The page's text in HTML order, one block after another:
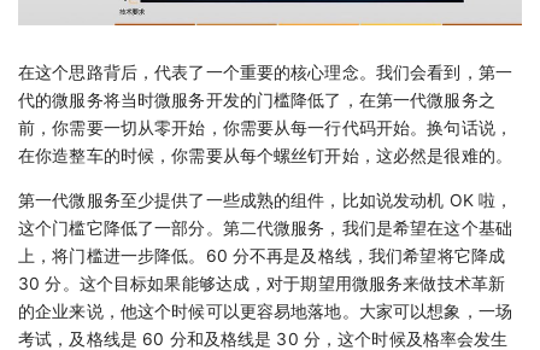
在这个思路背后，代表了一个重要的核心理念。我们会看到，第一
代的微服务将当时微服务开发的门槛降低了，在第一代微服务之
前，你需要一切从零开始，你需要从每一行代码开始。换句话说，
在你造整车的时候，你需要从每个螺丝钉开始，这必然是很难的。
第一代微服务至少提供了一些成熟的组件，比如说发动机 OK 啦，
这个门槛它降低了一部分。第二代微服务，我们是希望在这个基础
上，将门槛进一步降低。60 分不再是及格线，我们希望将它降成
30 分。这个目标如果能够达成，对于期望用微服务来做技术革新
的企业来说，他这个时候可以更容易地落地。大家可以想象，一场
考试，及格线是 60 分和及格线是 30 分，这个时候及格率会发生